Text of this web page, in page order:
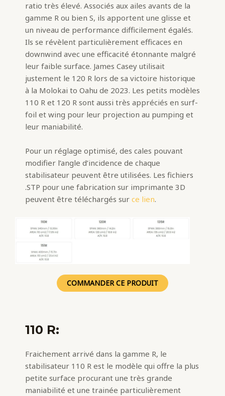
ratio très élevé. Associés aux ailes avants de la
gamme R ou bien S, ils apportent une glisse et
un niveau de performance difficilement égalés.
Ils se révèlent particulièrement efficaces en
downwind avec une efficacité étonnante malgré
leur faible surface. James Casey utilisait
justement le 120 R lors de sa victoire historique
à la Molokai to Oahu de 2023. Les petits modèles
110 R et 120 R sont aussi très appréciés en surf-
foil et wing pour leur projection au pumping et
leur maniabilité.
Pour un réglage optimisé, des cales pouvant
modifier l’angle d’incidence de chaque
stabilisateur peuvent être utilisées. Les fichiers
.STP pour une fabrication sur imprimante 3D
peuvent être téléchargés sur ce lien.
COMMANDER CE PRODUIT
110 R:
Fraichement arrivé dans la gamme R, le
stabilisateur 110 R est le modèle qui offre la plus
petite surface procurant une très grande
maniabilité et une trainée particulièrement